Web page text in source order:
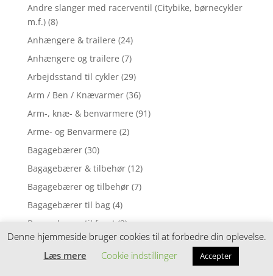
Andre slanger med racerventil (Citybike, børnecykler
m.f.) (8)
Anhængere & trailere (24)
Anhængere og trailere (7)
Arbejdsstand til cykler (29)
Arm / Ben / Knævarmer (36)
Arm-, knæ- & benvarmere (91)
Arme- og Benvarmere (2)
Bagagebærer (30)
Bagagebærer & tilbehør (12)
Bagagebærer og tilbehør (7)
Bagagebærer til bag (4)
Bagagebærer til front (3)
Baghjul med indvendige gear til voksencykler (1)
Baghjul til MTB cykler 26" (1)
Denne hjemmeside bruger cookies til at forbedre din oplevelse.
Læs mere
Cookie indstillinger Accepter